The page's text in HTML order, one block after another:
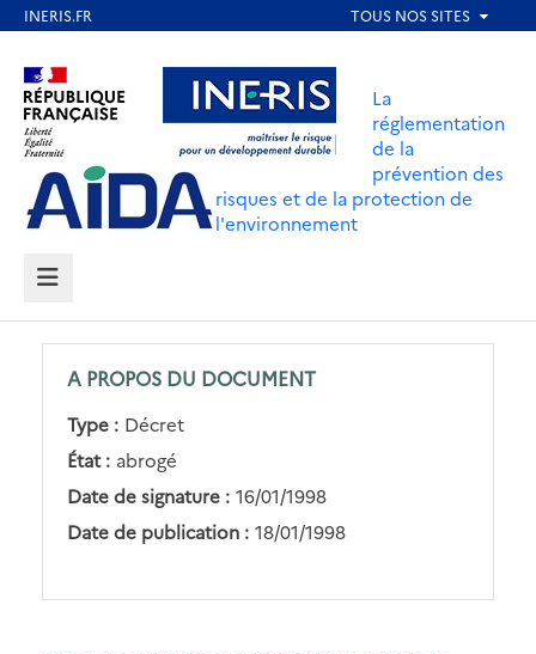
contenu
principal
Aller au contenu Aller au menu
Aller au pied de page
La
réglementation
de la
prévention des
risques et de la protection de
l'environnement
MENU
A PROPOS DU DOCUMENT
Type : Décret
État : abrogé
Date de signature : 16/01/1998
Date de publication : 18/01/1998